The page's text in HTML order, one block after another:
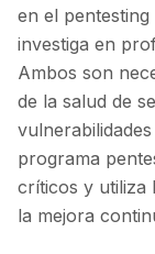
en el
investiga en
Ambos son
de la salud de
programa
críticos y utiliza
la mejora